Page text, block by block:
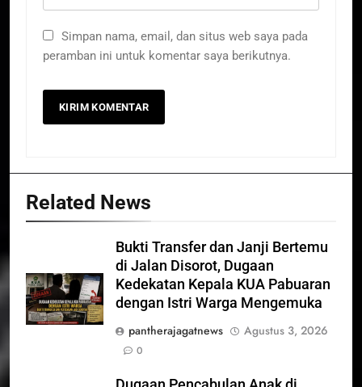
Simpan nama, email, dan situs web saya pada
peramban ini untuk komentar saya berikutnya.
Related News
Bukti Transfer dan Janji Bertemu
di Jalan Disorot, Dugaan
Kedekatan Kepala KUA Pabuaran
dengan Istri Warga Mengemuka
pantherajagatnews
Agustus 3, 2026
0